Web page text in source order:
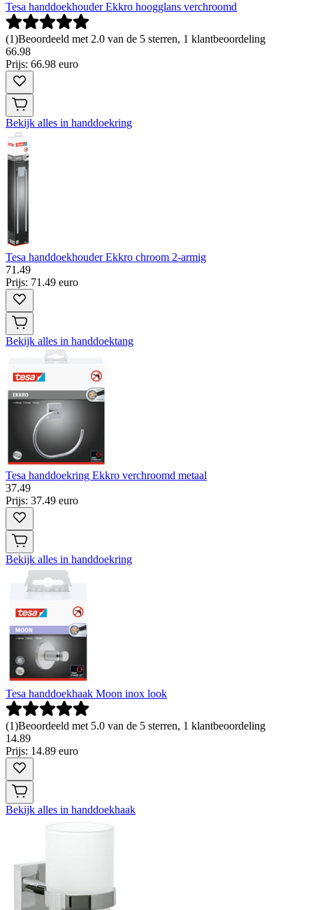
Tesa handdoekhouder Ekkro hoogglans verchroomd
(1)Beoordeeld met 2.0 van de 5 sterren, 1 klantbeoordeling
66.98
Prijs: 66.98 euro
Bekijk alles in handdoekring
Tesa handdoekhouder Ekkro chroom 2-armig
71 .49
Prijs: 71.49 euro
Bekijk alles in handdoektang
Tesa handdoekring Ekkro verchroomd metaal
37.49
Prijs: 37.49 euro
Bekijk alles in handdoekring
Tesa handdoekhaak Moon inox look
(1)Beoordeeld met 5.0 van de 5 sterren, 1 klantbeoordeling
14.89
Prijs: 14.89 euro
Bekijk alles in handdoekhaak